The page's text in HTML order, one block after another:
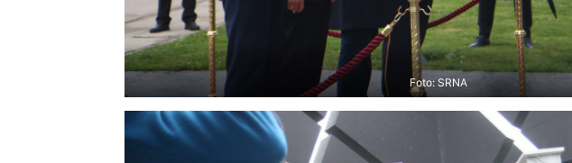
Foto: SRNA